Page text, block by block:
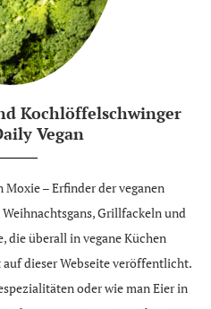
Kochlöffelschwinger
Vegan
– Erfinder der veganen
Grillfackeln und
die überall in vegane Küchen
dieser Webseite veröffentlicht.
oder wie man Eier in